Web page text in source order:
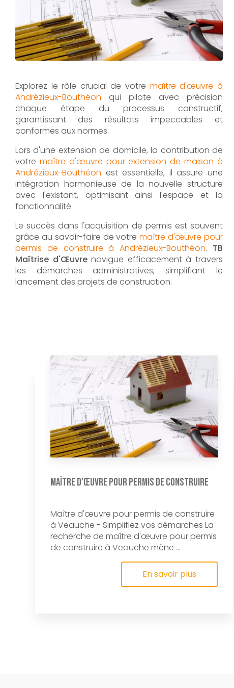
Explorez le rôle crucial de votre maître d'œuvre à
Andrézieux-Bouthéon qui pilote avec précision
chaque étape du processus constructif,
garantissant des résultats impeccables et
conformes aux normes.
Lors d'une extension de domicile, la contribution de
votre maître d'œuvre pour extension de maison à
Andrézieux-Bouthéon est essentielle, il assure une
intégration harmonieuse de la nouvelle structure
avec l'existant, optimisant ainsi l'espace et la
fonctionnalité.
Le succès dans l'acquisition de permis est souvent
grâce au savoir-faire de votremaître d'œuvre pour
permis de construire à Andrézieux-Bouthéon. TB
Maîtrise d'Œuvrenavigue efficacement à travers
les démarches administratives, simplifiant le
lancement des projets de construction.
Maître d'œuvre pour permis de construire
Maître d'œuvre pour permis de construire
à Veauche - Simplifiez vos démarches La
recherche de maître d'œuvre pour permis
de construire à Veauche mène ...
En savoir plus